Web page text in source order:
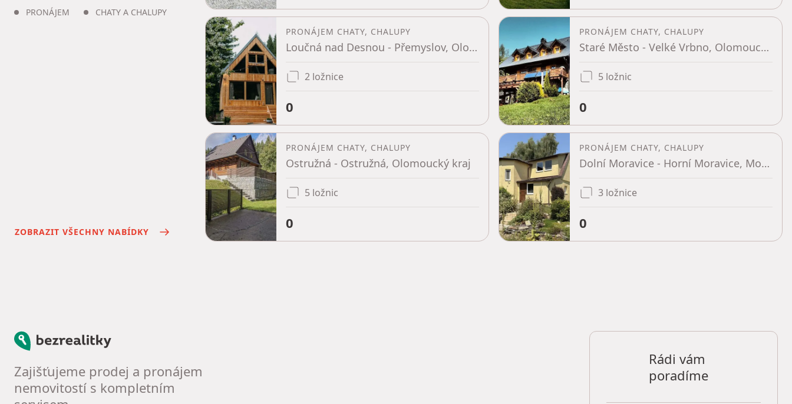
PRONÁJEM CHATY A CHALUPY
ZOBRAZIT VŠECHNY NABÍDKY
PRONÁJEM CHATY, CHALUPY
Loučná nad Desnou - Přemyslov, Olomoucký kraj
2 ložnice
0
PRONÁJEM CHATY, CHALUPY
Staré Město - Velké Vrbno, Olomoucký kraj
5 ložnic
0
PRONÁJEM CHATY, CHALUPY
Ostružná - Ostružná, Olomoucký kraj
5 ložnic
0
PRONÁJEM CHATY, CHALUPY
Dolní Moravice - Horní Moravice, Moravskoslezský kraj
3 ložnice
0
Bezrealitky
Zajišťujeme prodej a pronájem
nemovitostí s kompletním
Rádi vám
poradíme